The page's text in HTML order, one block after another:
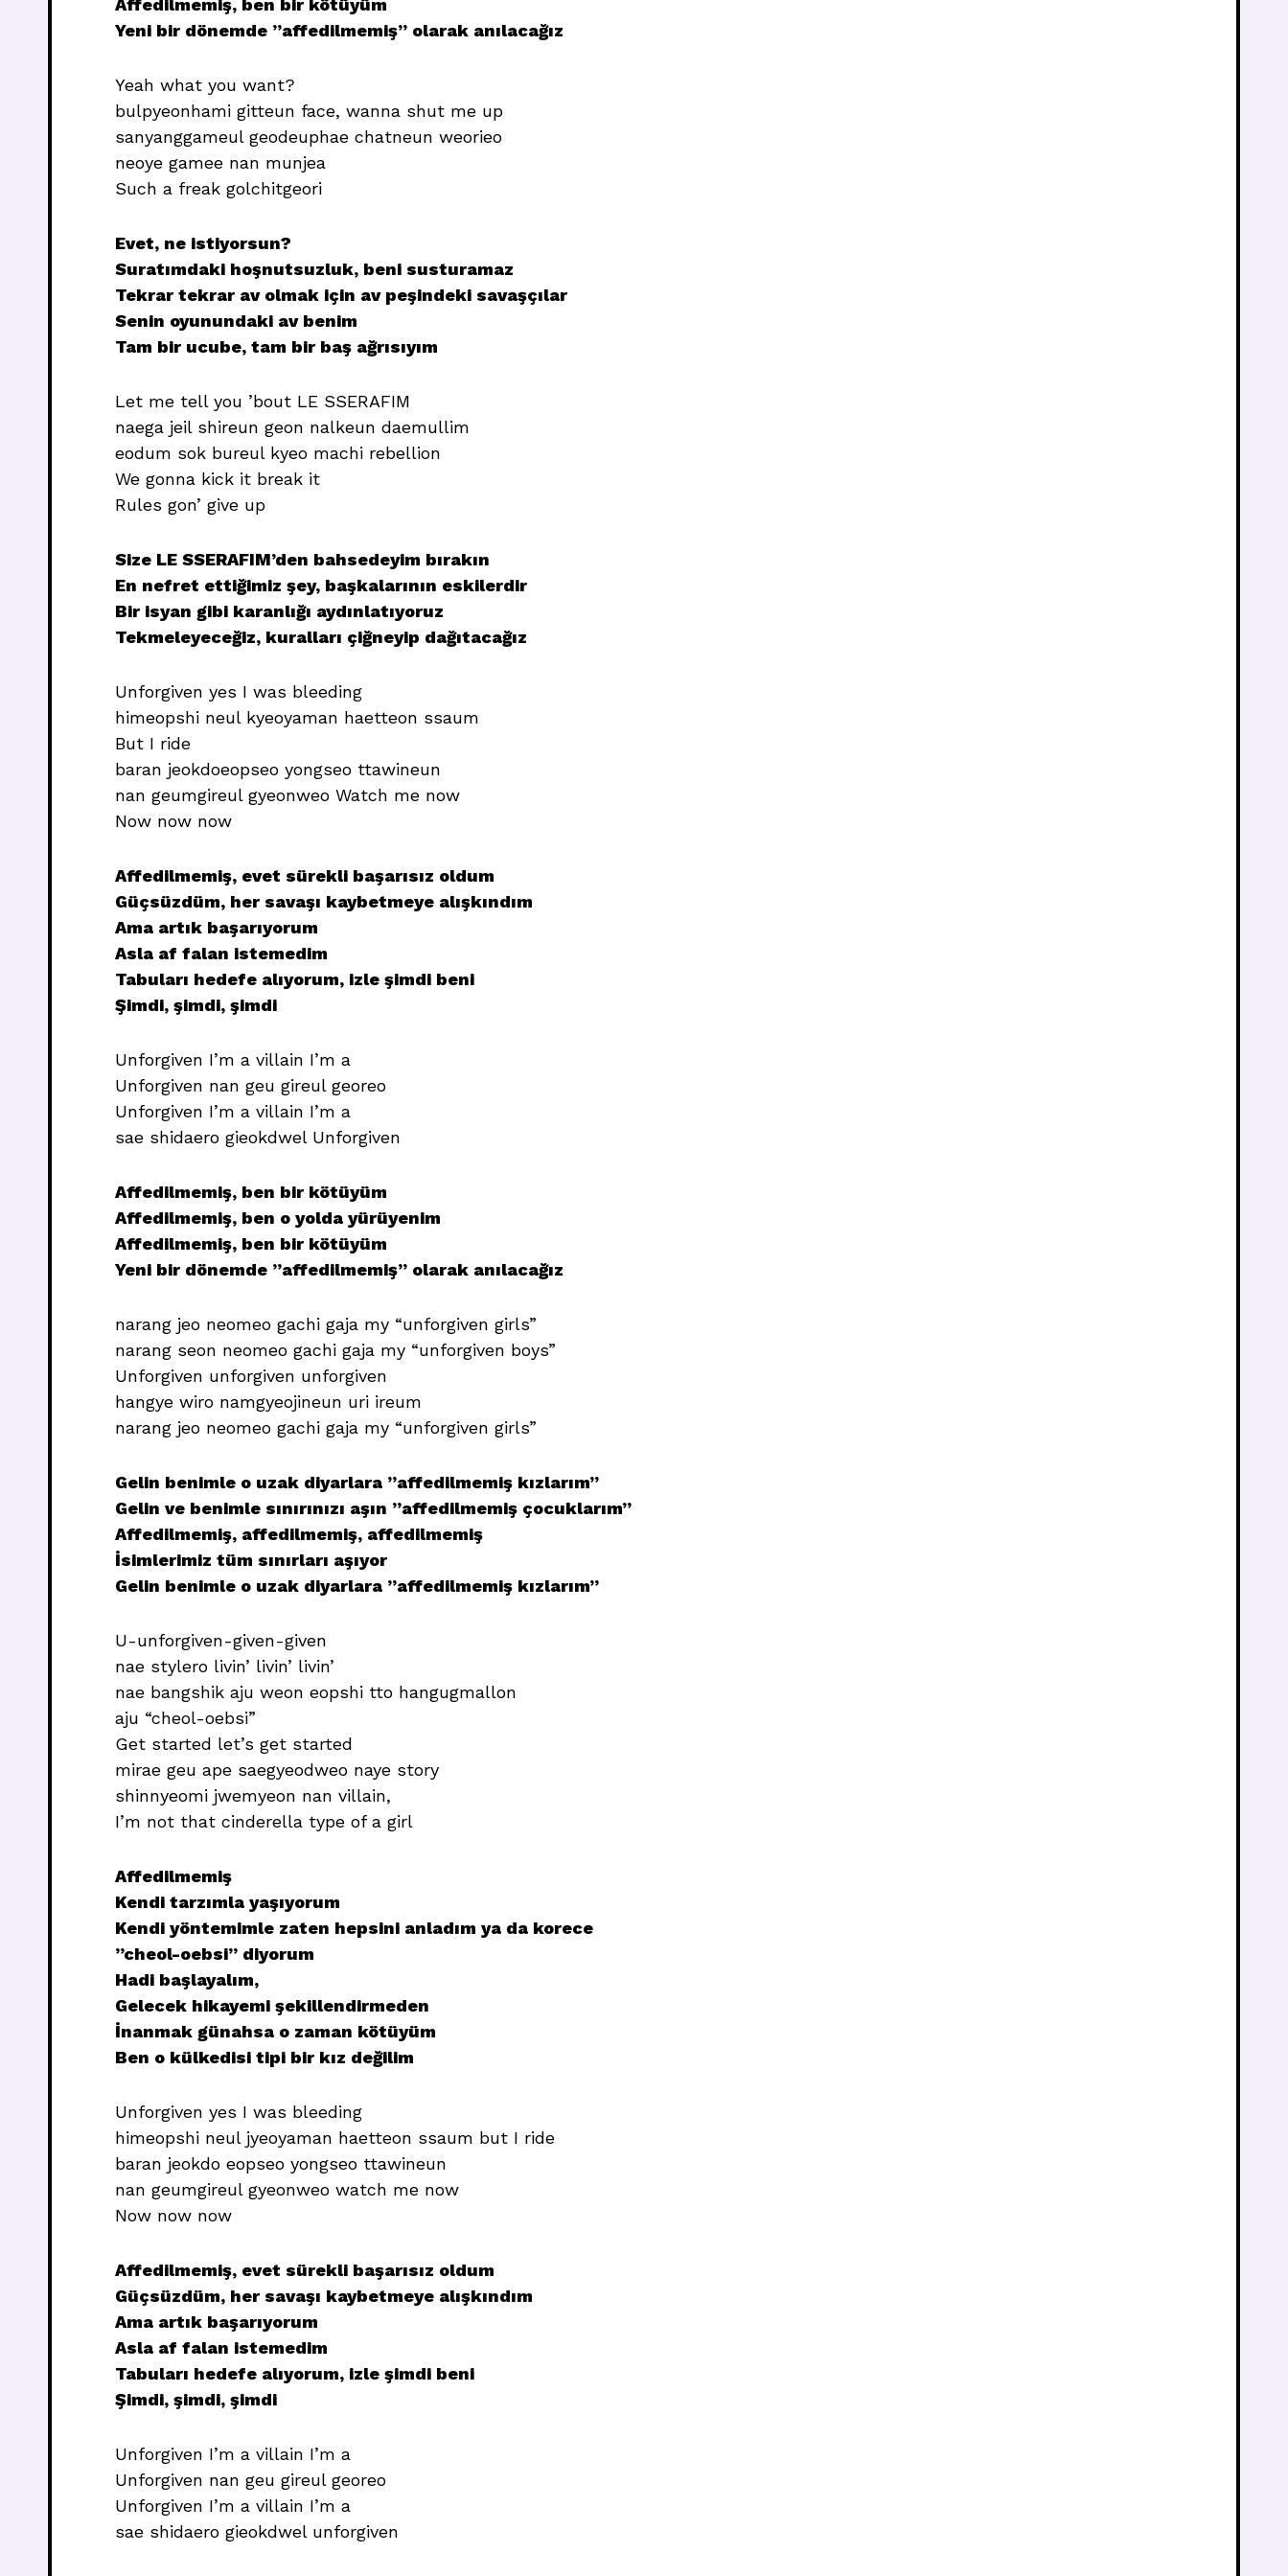
Affedilmemiş, ben bir kötüyüm
Yeni bir dönemde ”affedilmemiş” olarak anılacağız
Yeah what you want?
bulpyeonhami gitteun face, wanna shut me up
sanyanggameul geodeuphae chatneun weorieo
neoye gamee nan munjea
Such a freak golchitgeori
Evet, ne istiyorsun?
Suratımdaki hoşnutsuzluk, beni susturamaz
Tekrar tekrar av olmak için av peşindeki savaşçılar
Senin oyunundaki av benim
Tam bir ucube, tam bir baş ağrısıyım
Let me tell you ’bout LE SSERAFIM
naega jeil shireun geon nalkeun daemullim
eodum sok bureul kyeo machi rebellion
We gonna kick it break it
Rules gon’ give up
Size LE SSERAFIM’den bahsedeyim bırakın
En nefret ettiğimiz şey, başkalarının eskilerdir
Bir isyan gibi karanlığı aydınlatıyoruz
Tekmeleyeceğiz, kuralları çiğneyip dağıtacağız
Unforgiven yes I was bleeding
himeopshi neul kyeoyaman haetteon ssaum
But I ride
baran jeokdoeopseo yongseo ttawineun
nan geumgireul gyeonweo Watch me now
Now now now
Affedilmemiş, evet sürekli başarısız oldum
Güçsüzdüm, her savaşı kaybetmeye alışkındım
Ama artık başarıyorum
Asla af falan istemedim
Tabuları hedefe alıyorum, izle şimdi beni
Şimdi, şimdi, şimdi
Unforgiven I’m a villain I’m a
Unforgiven nan geu gireul georeo
Unforgiven I’m a villain I’m a
sae shidaero gieokdwel Unforgiven
Affedilmemiş, ben bir kötüyüm
Affedilmemiş, ben o yolda yürüyenim
Affedilmemiş, ben bir kötüyüm
Yeni bir dönemde ”affedilmemiş” olarak anılacağız
narang jeo neomeo gachi gaja my “unforgiven girls”
narang seon neomeo gachi gaja my “unforgiven boys”
Unforgiven unforgiven unforgiven
hangye wiro namgyeojineun uri ireum
narang jeo neomeo gachi gaja my “unforgiven girls”
Gelin benimle o uzak diyarlara ”affedilmemiş kızlarım”
Gelin ve benimle sınırınızı aşın ”affedilmemiş çocuklarım”
Affedilmemiş, affedilmemiş, affedilmemiş
İsimlerimiz tüm sınırları aşıyor
Gelin benimle o uzak diyarlara ”affedilmemiş kızlarım”
U-unforgiven-given-given
nae stylero livin’ livin’ livin’
nae bangshik aju weon eopshi tto hangugmallon
aju “cheol-oebsi”
Get started let’s get started
mirae geu ape saegyeodweo naye story
shinnyeomi jwemyeon nan villain,
I’m not that cinderella type of a girl
Affedilmemiş
Kendi tarzımla yaşıyorum
Kendi yöntemimle zaten hepsini anladım ya da korece
”cheol-oebsi” diyorum
Hadi başlayalım,
Gelecek hikayemi şekillendirmeden
İnanmak günahsa o zaman kötüyüm
Ben o külkedisi tipi bir kız değilim
Unforgiven yes I was bleeding
himeopshi neul jyeoyaman haetteon ssaum but I ride
baran jeokdo eopseo yongseo ttawineun
nan geumgireul gyeonweo watch me now
Now now now
Affedilmemiş, evet sürekli başarısız oldum
Güçsüzdüm, her savaşı kaybetmeye alışkındım
Ama artık başarıyorum
Asla af falan istemedim
Tabuları hedefe alıyorum, izle şimdi beni
Şimdi, şimdi, şimdi
Unforgiven I’m a villain I’m a
Unforgiven nan geu gireul georeo
Unforgiven I’m a villain I’m a
sae shidaero gieokdwel unforgiven